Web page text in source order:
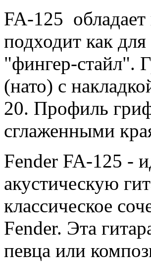
FA-125
подходит как
"фингер-стайл".
(нато) с
20. Профиль
сглаженными
Fender FA-125 -
акустическую
классическое
Fender. Эта
певца или